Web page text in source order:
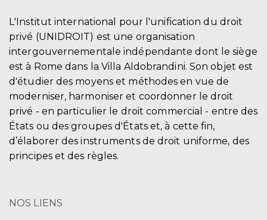
L'Institut international pour l'unification du droit
privé (UNIDROIT) est une organisation
intergouvernementale indépendante dont le siège
est à Rome dans la Villa Aldobrandini. Son objet est
d'étudier des moyens et méthodes en vue de
moderniser, harmoniser et coordonner le droit
privé - en particulier le droit commercial - entre des
États ou des groupes d'États et, à cette fin,
d’élaborer des instruments de droit uniforme, des
principes et des règles.
NOS LIENS